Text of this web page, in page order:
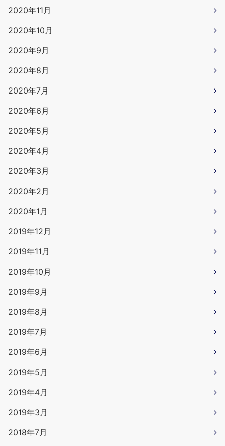
2020年11月
2020年10月
2020年9月
2020年8月
2020年7月
2020年6月
2020年5月
2020年4月
2020年3月
2020年2月
2020年1月
2019年12月
2019年11月
2019年10月
2019年9月
2019年8月
2019年7月
2019年6月
2019年5月
2019年4月
2019年3月
2018年7月